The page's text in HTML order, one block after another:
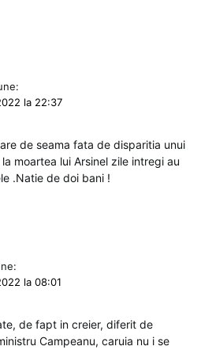
la 22:37
de seama fata de disparitia unui
moartea lui Arsinel zile intregi au
.Natie de doi bani !
la 08:01
de fapt in creier, diferit de
Campeanu, caruia nu i se